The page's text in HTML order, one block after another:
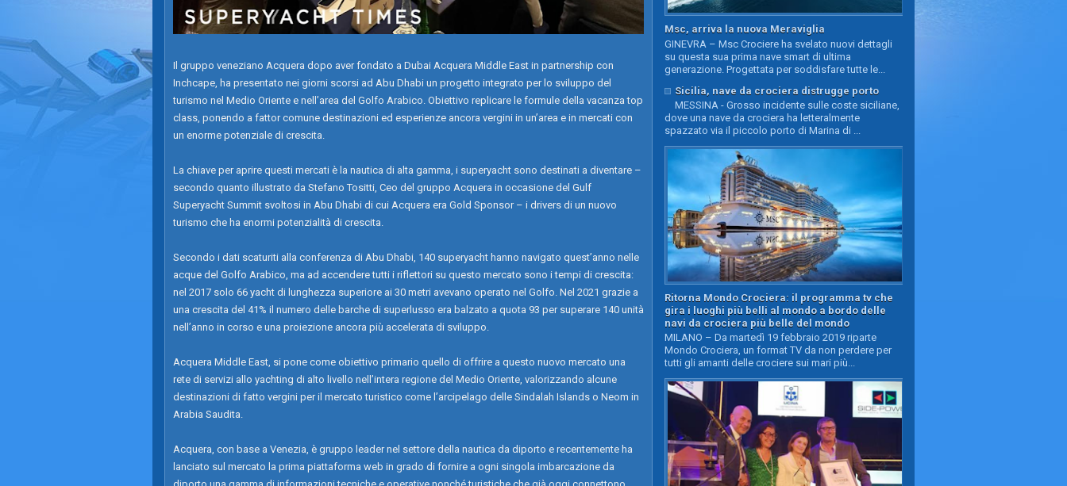
Il gruppo veneziano Acquera dopo aver fondato a Dubai Acquera Middle East in partnership con
Inchcape, ha presentato nei giorni scorsi ad Abu Dhabi un progetto integrato per lo sviluppo del
turismo nel Medio Oriente e nell’area del Golfo Arabico. Obiettivo replicare le formule della vacanza top
class, ponendo a fattor comune destinazioni ed esperienze ancora vergini in un’area e in mercati con
un enorme potenziale di crescita.
La chiave per aprire questi mercati è la nautica di alta gamma, i superyacht sono destinati a diventare –
secondo quanto illustrato da Stefano Tositti, Ceo del gruppo Acquera in occasione del Gulf
Superyacht Summit svoltosi in Abu Dhabi di cui Acquera era Gold Sponsor – i drivers di un nuovo
turismo che ha enormi potenzialità di crescita.
Secondo i dati scaturiti alla conferenza di Abu Dhabi, 140 superyacht hanno navigato quest’anno nelle
acque del Golfo Arabico, ma ad accendere tutti i riflettori su questo mercato sono i tempi di crescita:
nel 2017 solo 66 yacht di lunghezza superiore ai 30 metri avevano operato nel Golfo. Nel 2021 grazie a
una crescita del 41% il numero delle barche di superlusso era balzato a quota 93 per superare 140 unità
nell’anno in corso e una proiezione ancora più accelerata di sviluppo.
Acquera Middle East, si pone come obiettivo primario quello di offrire a questo nuovo mercato una
rete di servizi allo yachting di alto livello nell’intera regione del Medio Oriente, valorizzando alcune
destinazioni di fatto vergini per il mercato turistico come l’arcipelago delle Sindalah Islands o Neom in
Arabia Saudita.
Acquera, con base a Venezia, è gruppo leader nel settore della nautica da diporto e recentemente ha
lanciato sul mercato la prima piattaforma web in grado di fornire a ogni singola imbarcazione da
Msc, arriva la nuova Meraviglia
GINEVRA – Msc Crociere ha svelato nuovi dettagli
su questa sua prima nave smart di ultima
generazione. Progettata per soddisfare tutte le...
Sicilia, nave da crociera distrugge porto
MESSINA - Grosso incidente sulle coste siciliane,
dove una nave da crociera ha letteralmente
spazzato via il piccolo porto di Marina di ...
Ritorna Mondo Crociera: il programma tv che
gira i luoghi più belli al mondo a bordo delle
navi da crociera più belle del mondo
MILANO – Da martedì 19 febbraio 2019 riparte
Mondo Crociera, un format TV da non perdere per
tutti gli amanti delle crociere sui mari più...